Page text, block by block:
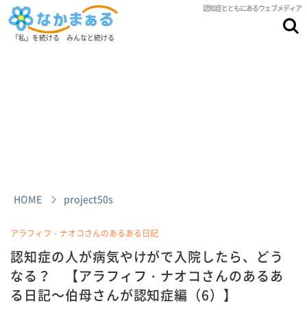
認知症とともにあるウェブメディア
「私」を続ける みんなと続ける
HOME project50s
アラフィフ・ナオコさんのあるある日記
認知症の人が病気やけがで入院したら、どう
なる？ 【アラフィフ・ナオコさんのあるあ
る日記～伯母さんが認知症編（6）】